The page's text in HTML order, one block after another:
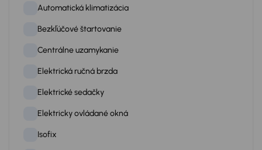
Automatická klimatizácia
Bezkľúčové štartovanie
Centrálne uzamykanie
Elektrická ručná brzda
Elektrické sedačky
Elektricky ovládané okná
Isofix